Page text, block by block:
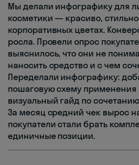
Мы делали инфографику для
косметики — красиво,
корпоративных цветах.
росла. Провели опрос
выяснилось, что они не
наносить средство и с чем
Переделали инфографику:
пошаговую схему применения
визуальный гайд по
За месяц средний чек вырос
покупатели стали брать
единичные позиции.